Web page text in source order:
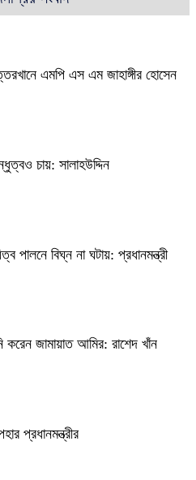
এমপি এস এম জাহাঙ্গীর হোসেন
চায়: সালাহউদ্দিন
পালনে বিঘ্ন না ঘটায়: প্রধানমন্ত্রী
জামায়াত আমির: রাশেদ খাঁন
প্রধানমন্ত্রীর